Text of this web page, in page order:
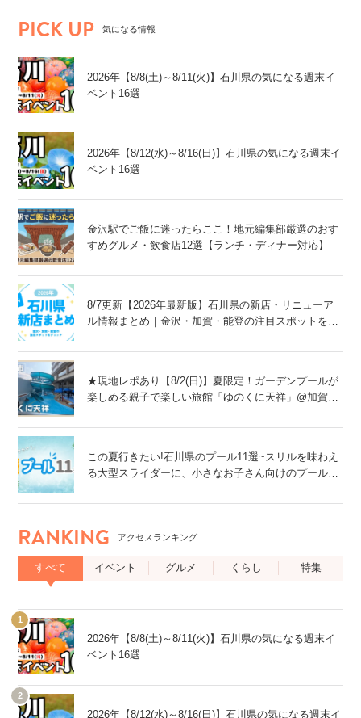
PICK UP 気になる情報
2026年【8/8(土)～8/11(火)】石川県の気になる週末イ
ベント16選
2026年【8/12(水)～8/16(日)】石川県の気になる週末イ
ベント16選
金沢駅でご飯に迷ったらここ！地元編集部厳選のおす
すめグルメ・飲食店12選【ランチ・ディナー対応】
8/7更新【2026年最新版】石川県の新店・リニューア
ル情報まとめ｜金沢・加賀・能登の注目スポットをチ
★現地レポあり【8/2(日)】夏限定！ガーデンプールが
楽しめる親子で楽しい旅館「ゆのくに天祥」@加賀
この夏行きたい!石川県のプール11選~スリルを味わえ
る大型スライダーに、小さなお子さん向けのプール
RANKING アクセスランキング
すべて イベント グルメ くらし 特集
2026年【8/8(土)～8/11(火)】石川県の気になる週末イ
ベント16選
2026年【8/12(水)～8/16(日)】石川県の気になる週末イ